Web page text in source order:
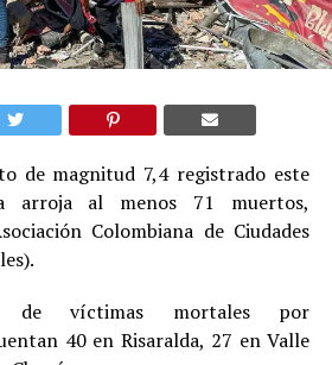
de magnitud 7,4 registrado este
arroja al menos 71 muertos,
Colombiana de Ciudades
de víctimas mortales por
40 en Risaralda, 27 en Valle